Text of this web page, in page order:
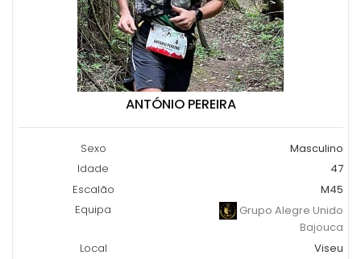
ANTÓNIO PEREIRA
Sexo
Masculino
Idade
47
Escalão
M45
Equipa
Grupo Alegre Unido
Bajouca
Local
Viseu